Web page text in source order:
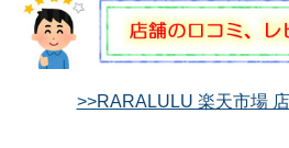
>>RARALULU 楽天市場